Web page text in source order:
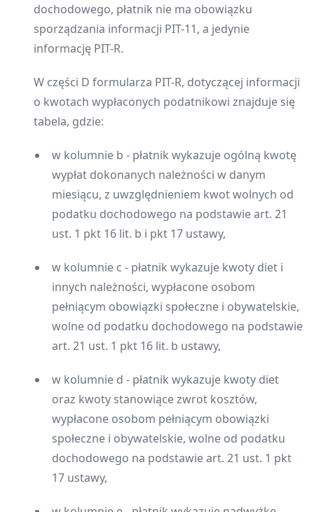
dochodowego, płatnik nie ma obowiązku
sporządzania informacji PIT-11, a jedynie
informację PIT-R.
W części D formularza PIT-R, dotyczącej informacji
o kwotach wypłaconych podatnikowi znajduje się
tabela, gdzie:
w kolumnie b - płatnik wykazuje ogólną kwotę
wypłat dokonanych należności w danym
miesiącu, z uwzględnieniem kwot wolnych od
podatku dochodowego na podstawie art. 21
ust. 1 pkt 16 lit. b i pkt 17 ustawy,
w kolumnie c - płatnik wykazuje kwoty diet i
innych należności, wypłacone osobom
pełniącym obowiązki społeczne i obywatelskie,
wolne od podatku dochodowego na podstawie
art. 21 ust. 1 pkt 16 lit. b ustawy,
w kolumnie d - płatnik wykazuje kwoty diet
oraz kwoty stanowiące zwrot kosztów,
wypłacone osobom pełniącym obowiązki
społeczne i obywatelskie, wolne od podatku
dochodowego na podstawie art. 21 ust. 1 pkt
17 ustawy,